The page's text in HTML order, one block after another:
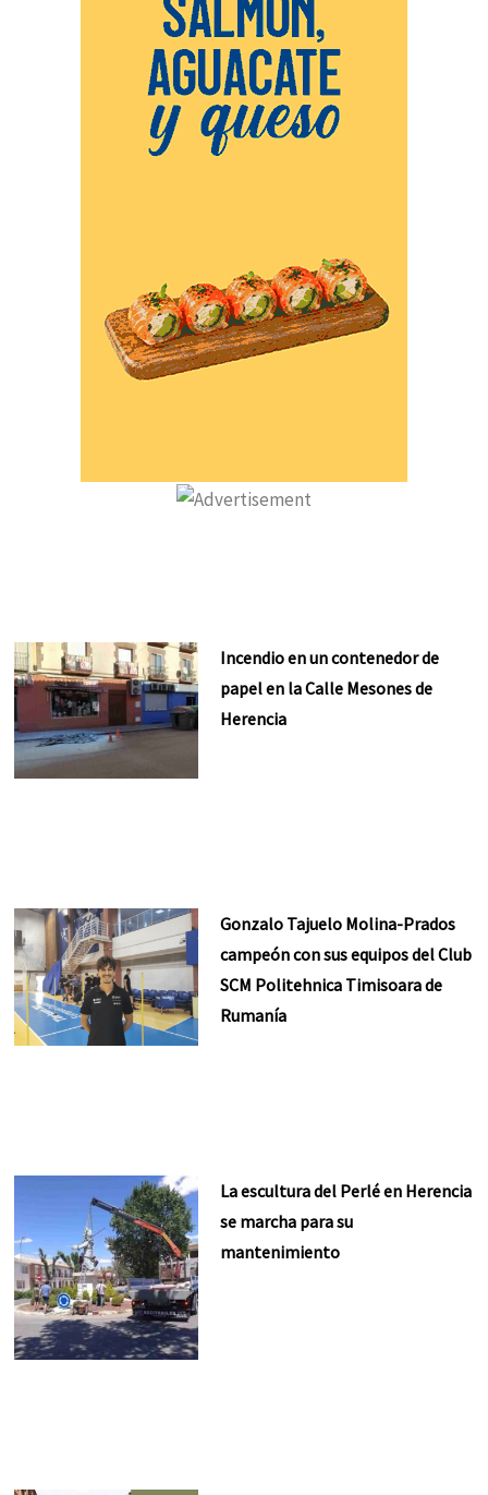
Incendio en un contenedor de
papel en la Calle Mesones de
Herencia
Gonzalo Tajuelo Molina-Prados
campeón con sus equipos del Club
SCM Politehnica Timisoara de
Rumanía
La escultura del Perlé en Herencia
se marcha para su
mantenimiento